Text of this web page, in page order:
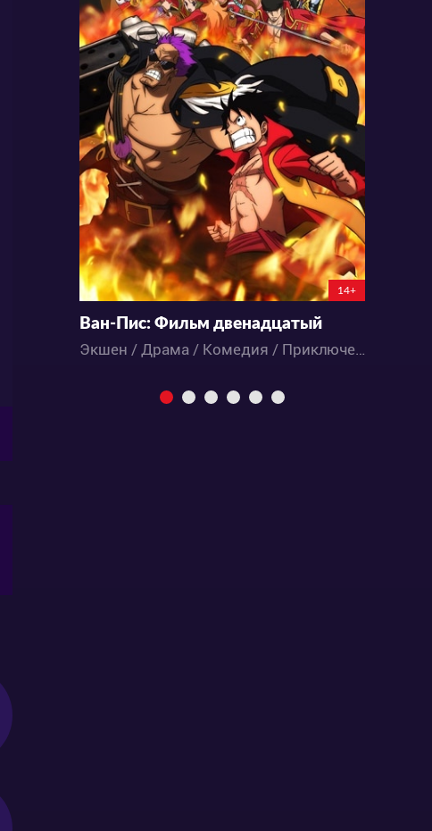
14+
Ван-Пис: Фильм двенадцатый
Экшен / Драма / Комедия / Приключения / Сёнэн / Фэнтези / Аниме